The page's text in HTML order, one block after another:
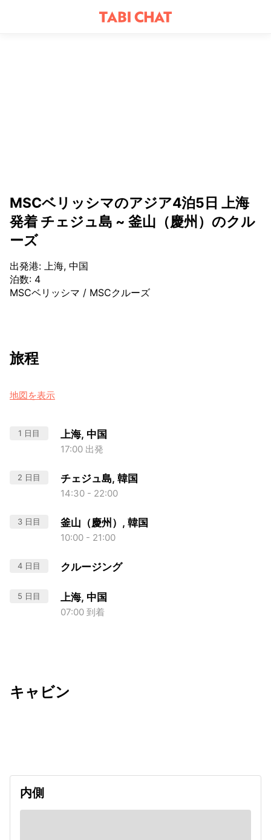
MSCベリッシマのアジア4泊5日 上海
発着 チェジュ島 ~ 釜山（慶州）のクル
ーズ
出発港: 上海, 中国
泊数: 4
MSCベリッシマ / MSCクルーズ
旅程
地図を表示
1 日目 上海, 中国
17:00 出発
2 日目 チェジュ島, 韓国
14:30 - 22:00
3 日目 釜山（慶州）, 韓国
10:00 - 21:00
4 日目 クルージング
5 日目 上海, 中国
07:00 到着
キャビン
内側